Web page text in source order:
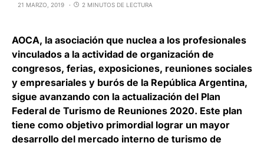
21 MARZO, 2019 2 MINUTOS DE LECTURA
AOCA, la asociación que nuclea a los profesionales
vinculados a la actividad de organización de
congresos, ferias, exposiciones, reuniones sociales
y empresariales y burós de la República Argentina,
sigue avanzando con la actualización del Plan
Federal de Turismo de Reuniones 2020. Este plan
tiene como objetivo primordial lograr un mayor
desarrollo del mercado interno de turismo de